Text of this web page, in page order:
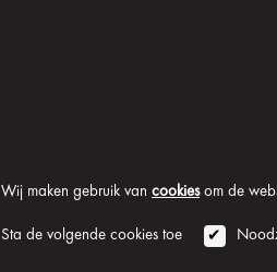
Wij maken gebruik van cookiesom de
Sta de volgende cookies toe
© 2026